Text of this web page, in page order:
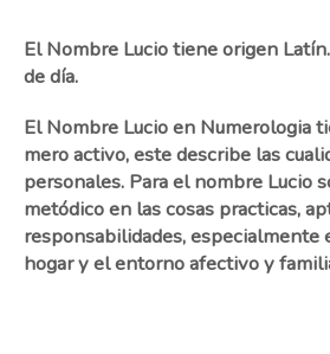
El Nombre Lucio tiene origen
de día.
El Nombre Lucio en Numerologia
mero activo, este describe las
personales. Para el nombre Lucio
metódico en las cosas practicas,
responsabilidades, especialmente
hogar y el entorno afectivo y